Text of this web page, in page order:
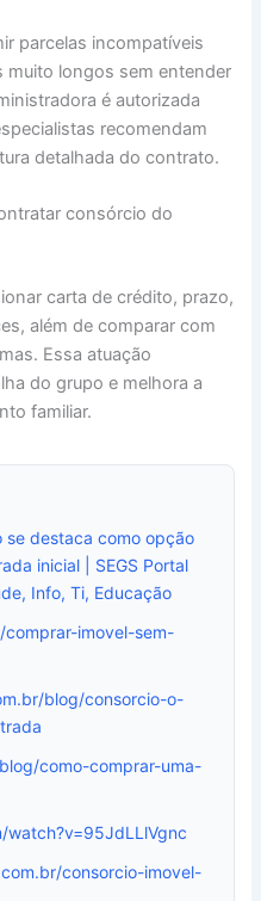
parcelas incompatíveis
muito longos sem entender
é autorizada
recomendam
detalhada do contrato.
consórcio do
carta de crédito, prazo,
além de comparar com
Essa atuação
do grupo e melhora a
familiar.
se destaca como opção
inicial | SEGS Portal
Info, Ti, Educação
imovel-sem-
blog/consorcio-o-
como-comprar-uma-
consorcio-imovel-